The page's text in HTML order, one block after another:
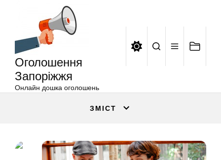
Оголошення
Запоріжжя
Онлайн дошка оголошень
ЗМІСТ